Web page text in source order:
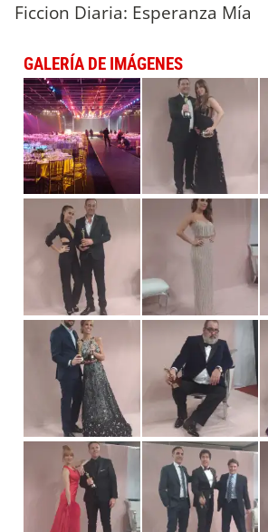
Ficcion Diaria: Esperanza Mía
GALERÍA DE IMÁGENES